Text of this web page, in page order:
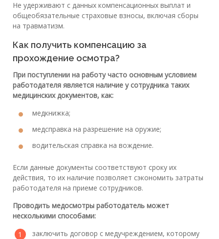
Не удерживают с данных компенсационных выплат и
общеобязательные страховые взносы, включая сборы
на травматизм.
Как получить компенсацию за
прохождение осмотра?
При поступлении на работу часто основным условием
работодателя является наличие у сотрудника таких
медицинских документов, как:
медкнижка;
медсправка на разрешение на оружие;
водительская справка на вождение.
Если данные документы соответствуют сроку их
действия, то их наличие позволяет сэкономить затраты
работодателя на приеме сотрудников.
Проводить медосмотры работодатель может
несколькими способами:
заключить договор с медучреждением, которому